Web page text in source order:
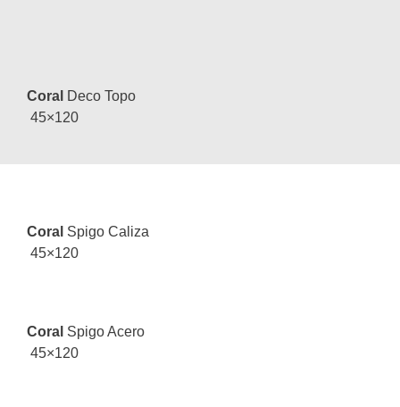
Coral Deco Topo
45×120
Coral Spigo Caliza
45×120
Coral Spigo Acero
45×120